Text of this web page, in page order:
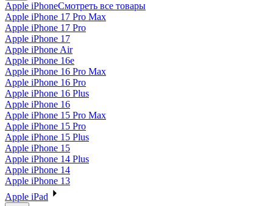
Apple iPhoneСмотреть все товары
Apple iPhone 17 Pro Max
Apple iPhone 17 Pro
Apple iPhone 17
Apple iPhone Air
Apple iPhone 16e
Apple iPhone 16 Pro Max
Apple iPhone 16 Pro
Apple iPhone 16 Plus
Apple iPhone 16
Apple iPhone 15 Pro Max
Apple iPhone 15 Pro
Apple iPhone 15 Plus
Apple iPhone 15
Apple iPhone 14 Plus
Apple iPhone 14
Apple iPhone 13
Apple iPad